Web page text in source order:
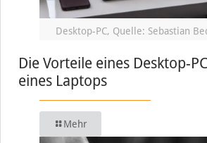
Desktop-PC, Quelle: Sebastian
Die Vorteile eines Desktop-
eines Laptops
Mehr